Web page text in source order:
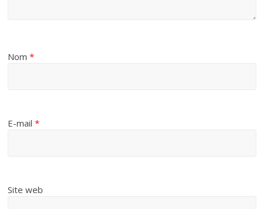
Nom*
E-mail*
Site web